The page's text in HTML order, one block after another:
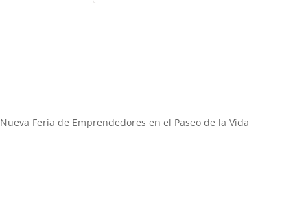
Nueva Feria de Emprendedores en el Paseo de la Vida